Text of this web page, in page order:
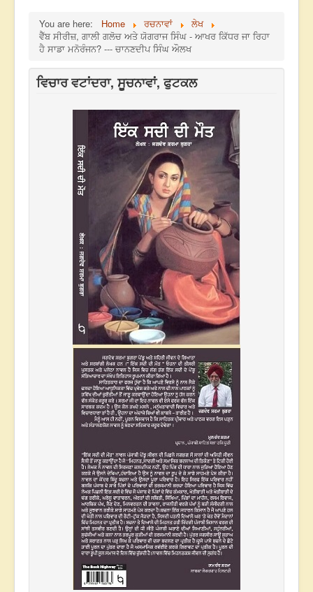
You are here: Home ਰਚਨਾਵਾਂ
ਲੇਖ
ਵੈੱਬ ਸੀਰੀਜ਼, ਗਾਲੀ ਗਲੋਚ ਅਤੇ ਯੋਗਰਾਜ ਸਿੰਘ - ਆਖਰ ਕਿੱਧਰ ਜਾ ਰਿਹਾ
ਹੈ ਸਾਡਾ ਮਨੋਰੰਜਨ? --- ਚਾਨਣਦੀਪ ਸਿੰਘ ਔਲਖ
ਵਿਚਾਰ ਵਟਾਂਦਰਾ, ਸੂਚਨਾਵਾਂ, ਫੁਟਕਲ